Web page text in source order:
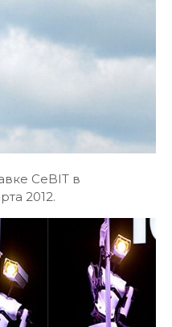
CeBIT в
2012.